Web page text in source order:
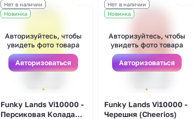
Нет в наличии
Новинка
Авторизуйтесь, чтобы
увидеть фото товара
Авторизоваться
Funky Lands Vi10000 -
Персиковая Колада
Нет в наличии
Новинка
Авторизуйтесь, чтобы
увидеть фото товара
Авторизоваться
Funky Lands Vi10000 -
Черешня (Cheerios)